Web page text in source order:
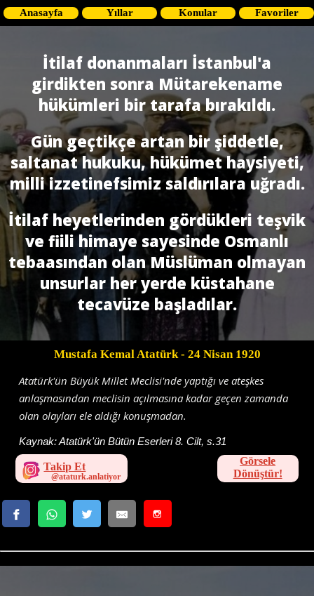
Anasayfa Yıllar Konular Favoriler
İtilaf donanmaları İstanbul'a
girdikten sonra Mütarekename
hükümleri bir tarafa bırakıldı.
Gün geçtikçe artan bir şiddetle,
saltanat hukuku, hükümet haysiyeti,
milli izzetinefsimiz saldırılara uğradı.
İtilaf heyetlerinden gördükleri teşvik
ve fiili himaye sayesinde Osmanlı
tebaasından olan Müslüman olmayan
unsurlar her yerde küstahane
tecavüze başladılar.
Mustafa Kemal Atatürk- 24 Nisan 1920
Atatürk'ün Büyük Millet Meclisi'nde yaptığı ve ateşkes
anlaşmasından meclisin açılmasına kadar geçen zamanda
olan olayları ele aldığı konuşmadan.
Kaynak:Atatürk'ün Bütün Eserleri 8. Cilt, s.31
Takip Et
Görsele
Dönüştür!